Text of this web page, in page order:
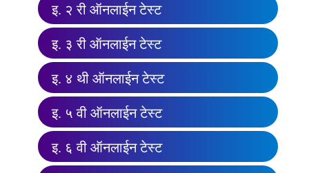
इ. २ री ऑनलाईन टेस्ट
इ. ३ री ऑनलाईन टेस्ट
इ. ४ थी ऑनलाईन टेस्ट
इ. ५ वी ऑनलाईन टेस्ट
इ. ६ वी ऑनलाईन टेस्ट